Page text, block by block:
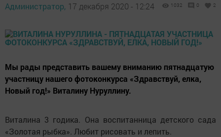
Администратор, 17 декабря 2020 - 12:24 1032 0 2
Мы рады представить вашему вниманию пятнадцатую
участницу нашего фотоконкурса «Здравствуй, елка,
Новый год!» Виталину Нуруллину.
Виталина 3 годика. Она воспитанница детского сада
«Золотая рыбка». Любит рисовать и лепить.